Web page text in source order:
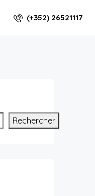
(+352) 26521117
Rechercher